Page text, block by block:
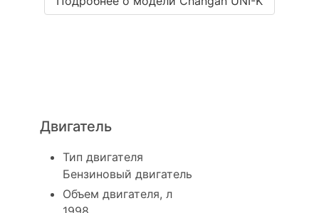
Двигатель
Тип двигателя
Бензиновый двигатель
Объем двигателя, л